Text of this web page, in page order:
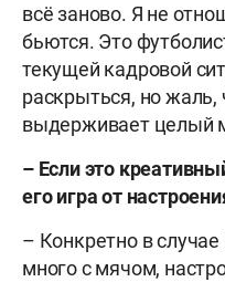
всё заново. Я не
бьются. Это
текущей кадровой
раскрыться, но жаль,
выдерживает целый
– Если это
его игра от
– Конкретно в
много с мячом,